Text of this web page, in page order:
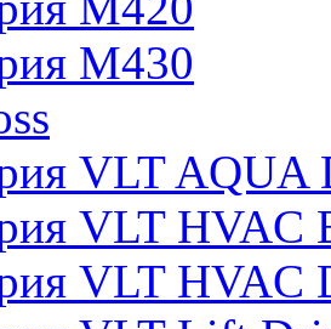
M430
VLT AQUA
VLT HVAC
VLT HVAC